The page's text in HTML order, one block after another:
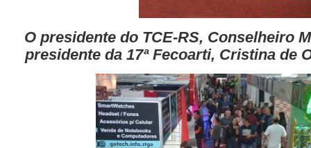
O presidente do TCE-RS, Conselheiro
presidente da 17ª Fecoarti, Cristina de